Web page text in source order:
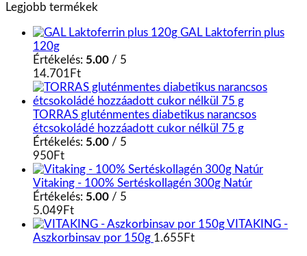
Legjobb termékek
GAL Laktoferrin plus
120g
Értékelés: 5.00 / 5
14.701 Ft
TORRAS gluténmentes diabetikus narancsos
étcsokoládé hozzáadott cukor nélkül 75 g
Értékelés: 5.00 / 5
950Ft
Vitaking - 100% Sertéskollagén 300g Natúr
Értékelés: 5.00 / 5
5.049 Ft
VITAKING -
Aszkorbinsav por 150g 1.655 Ft